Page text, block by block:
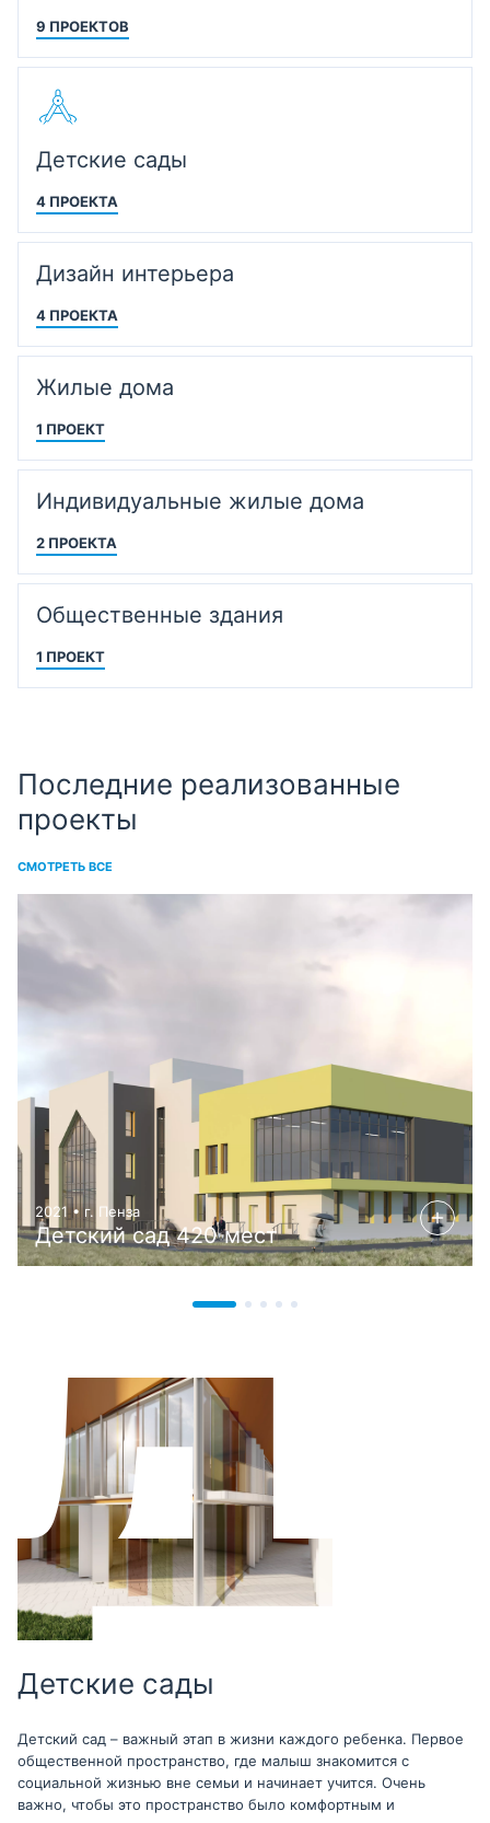
9 ПРОЕКТОВ
Детские сады
4 ПРОЕКТА
Дизайн интерьера
4 ПРОЕКТА
Жилые дома
1 ПРОЕКТ
Индивидуальные жилые дома
2 ПРОЕКТА
Общественные здания
1 ПРОЕКТ
Последние реализованные
проекты
СМОТРЕТЬ ВСЕ
2021 • г. Пенза
Детский сад 420 мест
Детские сады
Детский сад – важный этап в жизни каждого ребенка. Первое
общественной пространство, где малыш знакомится с
социальной жизнью вне семьи и начинает учится. Очень
важно, чтобы это пространство было комфортным и